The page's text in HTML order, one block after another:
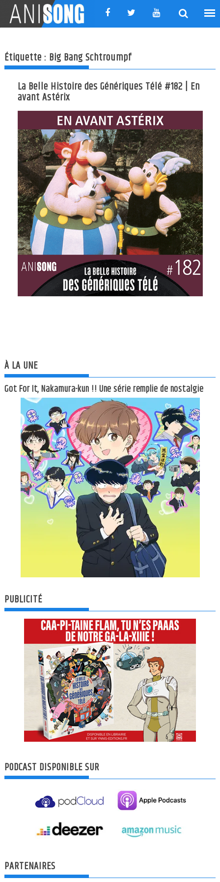
content
Étiquette : Big Bang Schtroumpf
La Belle Histoire des Génériques Télé #182 | En
avant Astérix
À LA UNE
Got For It, Nakamura-kun !! Une série remplie de nostalgie
PUBLICITÉ
PODCAST DISPONIBLE SUR
PARTENAIRES